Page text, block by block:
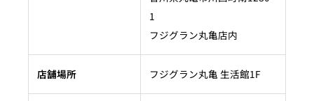
1
フジグラン丸亀店内
店舗場所 フジグラン丸亀 生活館1F